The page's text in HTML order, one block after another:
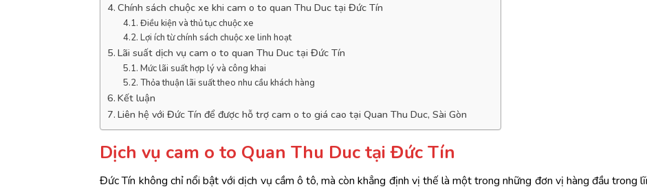
Chính sách chuộc xe khi cam o to quan Thu Duc tại Đức Tín
Điều kiện và thủ tục chuộc xe
Lợi ích từ chính sách chuộc xe linh hoạt
Lãi suất dịch vụ cam o to quan Thu Duc tại Đức Tín
Mức lãi suất hợp lý và công khai
Thỏa thuận lãi suất theo nhu cầu khách hàng
Kết luận
Liên hệ với Đức Tín để được hỗ trợ cam o to giá cao tại Quan Thu Duc, Sài Gòn
Dịch vụ cam o to Quan Thu Duc tại Đức Tín
Đức Tín không chỉ nổi bật với dịch vụ cầm ô tô, mà còn khẳng định vị thế là một trong những đơn vị hàng đầu trong